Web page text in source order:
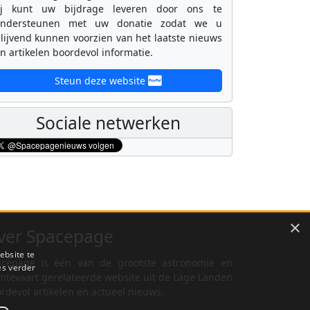
kunt uw bijdrage leveren door ons te
met uw donatie zodat we u
kunnen voorzien van het laatste nieuws
artikelen boordevol informatie.
Steun deze website
Sociale netwerken
is één van de grootste astronomie en
×
te
verder